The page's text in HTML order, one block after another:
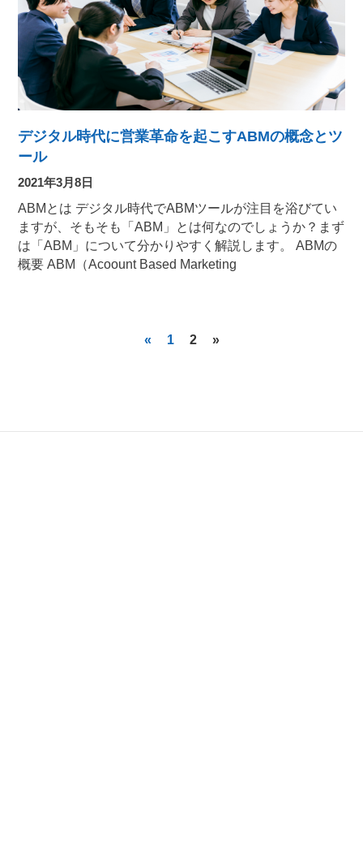
デジタル時代に営業革命を起こすABMの概念とツ
ール
2021年3月8日
ABMとは デジタル時代でABMツールが注目を浴びてい
ますが、そもそも「ABM」とは何なのでしょうか？まず
は「ABM」について分かりやすく解説します。 ABMの
概要 ABM（Acoount Based Marketing
« 1 2 »